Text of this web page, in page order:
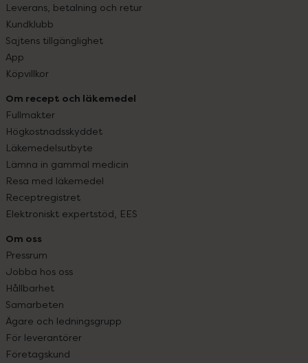
Leverans, betalning och retur
Kundklubb
Sajtens tillgänglighet
App
Köpvillkor
Om recept och läkemedel
Fullmakter
Högkostnadsskyddet
Läkemedelsutbyte
Lämna in gammal medicin
Resa med läkemedel
Receptregistret
Elektroniskt expertstöd, EES
Om oss
Pressrum
Jobba hos oss
Hållbarhet
Samarbeten
Ägare och ledningsgrupp
För leverantörer
Företagskund